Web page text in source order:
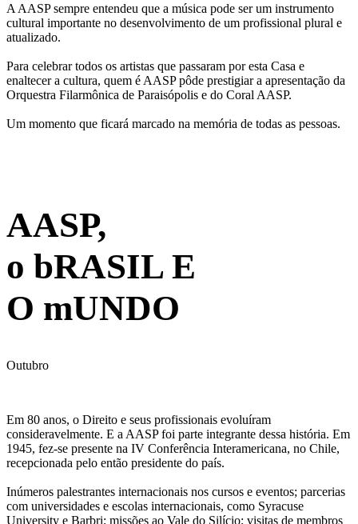
A AASP sempre entendeu que a música pode ser um instrumento
cultural importante no desenvolvimento de um profissional plural e
atualizado.
Para celebrar todos os artistas que passaram por esta Casa e
enaltecer a cultura, quem é AASP pôde prestigiar a apresentação da
Orquestra Filarmônica de Paraisópolis e do Coral AASP.
Um momento que ficará marcado na memória de todas as pessoas.
AASP,
o bRASIL E
O mUNDO
Outubro
Em 80 anos, o Direito e seus profissionais evoluíram
consideravelmente. E a AASP foi parte integrante dessa história. Em
1945, fez-se presente na IV Conferência Interamericana, no Chile,
recepcionada pelo então presidente do país.
Inúmeros palestrantes internacionais nos cursos e eventos; parcerias
com universidades e escolas internacionais, como Syracuse
University e Barbri; missões ao Vale do Silício; visitas de membros